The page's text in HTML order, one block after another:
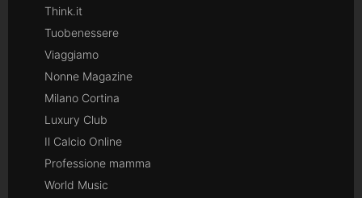
Think.it
Tuobenessere
Viaggiamo
Nonne Magazine
Milano Cortina
Luxury Club
Il Calcio Online
Professione mamma
World Music